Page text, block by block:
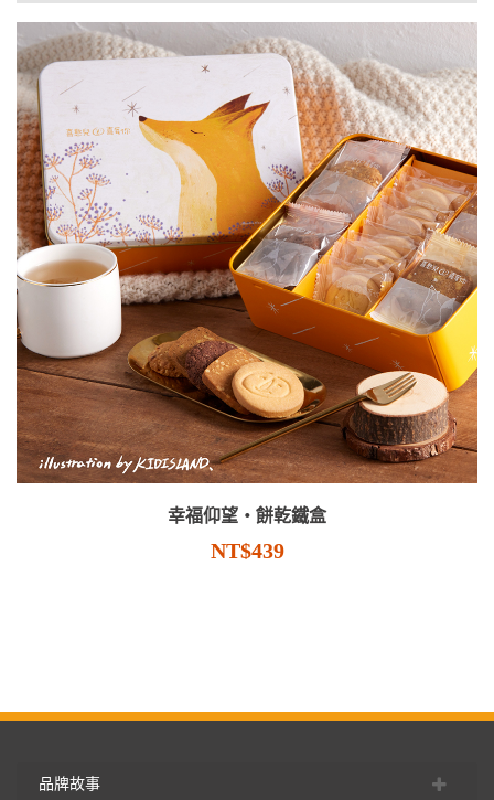
幸福仰望・餅乾鐵盒
NT$439
品牌故事